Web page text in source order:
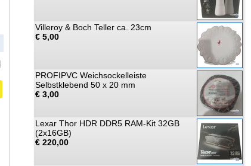
Villeroy & Boch Teller ca. 23cm
€ 5,00
PROFIPVC Weichsockelleiste
Selbstklebend 50 x 20 mm
€ 3,00
Lexar Thor HDR DDR5 RAM-Kit 32GB
(2x16GB)
€ 220,00